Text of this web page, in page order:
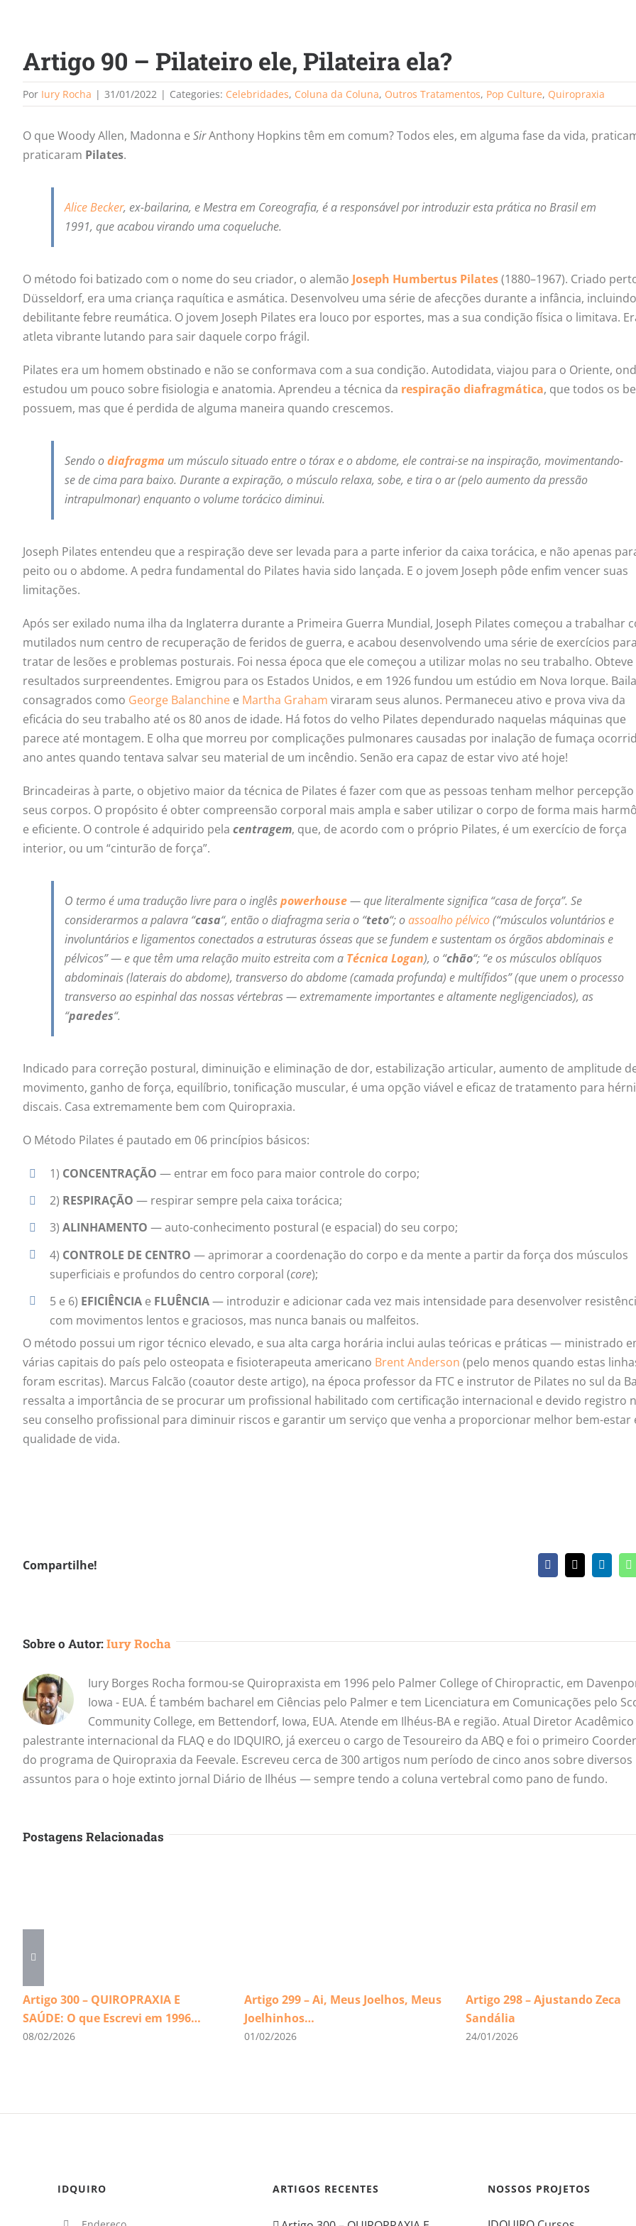
Artigo 90 – Pilateiro ele, Pilateira ela?
Por Iury Rocha | 31/01/2022 | Categories: Celebridades, Coluna da Coluna, Outros Tratamentos, Pop Culture, Quiropraxia
O que Woody Allen, Madonna e SirAnthony Hopkins têm em comum? Todos eles, em alguma fase da vida,
praticaram Pilates.
Alice Becker, ex-bailarina, e Mestra em Coreografia, é a responsável por introduzir esta prática no Brasil em
1991, que acabou virando uma coqueluche.
O método foi batizado com o nome do seu criador, o alemão Joseph Humbertus Pilates(1880–1967). Criado
Düsseldorf, era uma criança raquítica e asmática. Desenvolveu uma série de afecções durante a infância,
debilitante febre reumática. O jovem Joseph Pilates era louco por esportes, mas a sua condição física o limitava.
atleta vibrante lutando para sair daquele corpo frágil.
Pilates era um homem obstinado e não se conformava com a sua condição. Autodidata, viajou para o Oriente,
estudou um pouco sobre fisiologia e anatomia. Aprendeu a técnica da respiração diafragmática, que todos os
possuem, mas que é perdida de alguma maneira quando crescemos.
Sendo odiafragma um músculo situado entre o tórax e o abdome, ele contrai-se na inspiração, movimentando-
se de cima para baixo. Durante a expiração, o músculo relaxa, sobe, e tira o ar (pelo aumento da pressão
intrapulmonar) enquanto o volume torácico diminui.
Joseph Pilates entendeu que a respiração deve ser levada para a parte inferior da caixa torácica, e não apenas
peito ou o abdome. A pedra fundamental do Pilates havia sido lançada. E o jovem Joseph pôde enfim vencer suas
limitações.
Após ser exilado numa ilha da Inglaterra durante a Primeira Guerra Mundial, Joseph Pilates começou a trabalhar
mutilados num centro de recuperação de feridos de guerra, e acabou desenvolvendo uma série de exercícios para
tratar de lesões e problemas posturais. Foi nessa época que ele começou a utilizar molas no seu trabalho. Obteve
resultados surpreendentes. Emigrou para os Estados Unidos, e em 1926 fundou um estúdio em Nova Iorque.
consagrados como George Balanchine e Martha Graham viraram seus alunos. Permaneceu ativo e prova viva da
eficácia do seu trabalho até os 80 anos de idade. Há fotos do velho Pilates dependurado naquelas máquinas que
parece até montagem. E olha que morreu por complicações pulmonares causadas por inalação de fumaça
ano antes quando tentava salvar seu material de um incêndio. Senão era capaz de estar vivo até hoje!
Brincadeiras à parte, o objetivo maior da técnica de Pilates é fazer com que as pessoas tenham melhor percepção
seus corpos. O propósito é obter compreensão corporal mais ampla e saber utilizar o corpo de forma mais
e eficiente. O controle é adquirido pela centragem, que, de acordo com o próprio Pilates, é um exercício de força
interior, ou um “cinturão de força”.
O termo é uma tradução livre para o inglêspowerhouse— que literalmente significa “casa de força”. Se
considerarmos a palavra “casa“, então o diafragma seria o “teto“; oassoalho pélvico(“músculos voluntários e
involuntários e ligamentos conectados a estruturas ósseas que se fundem e sustentam os órgãos abdominais e
pélvicos” — e que têm uma relação muito estreita com a Técnica Logan), o “chão“; “e os músculos oblíquos
abdominais (laterais do abdome), transverso do abdome (camada profunda) e multífidos” (que unem o processo
transverso ao espinhal das nossas vértebras — extremamente importantes e altamente negligenciados), as
“paredes“.
Indicado para correção postural, diminuição e eliminação de dor, estabilização articular, aumento de amplitude
movimento, ganho de força, equilíbrio, tonificação muscular, é uma opção viável e eficaz de tratamento para
discais. Casa extremamente bem com Quiropraxia.
O Método Pilates é pautado em 06 princípios básicos:
1) CONCENTRAÇÃO — entrar em foco para maior controle do corpo;
2) RESPIRAÇÃO — respirar sempre pela caixa torácica;
3)ALINHAMENTO — auto-conhecimento postural (e espacial) do seu corpo;
4) CONTROLE DE CENTRO — aprimorar a coordenação do corpo e da mente a partir da força dos músculos
superficiais e profundos do centro corporal (core);
5 e 6) EFICIÊNCIA e FLUÊNCIA— introduzir e adicionar cada vez mais intensidade para desenvolver
com movimentos lentos e graciosos, mas nunca banais ou malfeitos.
O método possui um rigor técnico elevado, e sua alta carga horária inclui aulas teóricas e práticas — ministrado
várias capitais do país pelo osteopata e fisioterapeuta americano Brent Anderson (pelo menos quando estas
foram escritas). Marcus Falcão (coautor deste artigo), na época professor da FTC e instrutor de Pilates no sul da
ressalta a importância de se procurar um profissional habilitado com certificação internacional e devido registro
seu conselho profissional para diminuir riscos e garantir um serviço que venha a proporcionar melhor bem-estar
qualidade de vida.
Compartilhe! Facebook
X LinkedIn
Sobre o Autor:Iury Rocha
Iury Borges Rocha formou-se Quiropraxista em 1996 pelo Palmer College of Chiropractic, em
Iowa - EUA. É também bacharel em Ciências pelo Palmer e tem Licenciatura em Comunicações pelo
Community College, em Bettendorf, Iowa, EUA. Atende em Ilhéus-BA e região. Atual Diretor Acadêmico
palestrante internacional da FLAQ e do IDQUIRO, já exerceu o cargo de Tesoureiro da ABQ e foi o primeiro
do programa de Quiropraxia da Feevale. Escreveu cerca de 300 artigos num período de cinco anos sobre diversos
assuntos para o hoje extinto jornal Diário de Ilhéus — sempre tendo a coluna vertebral como pano de fundo.
Postagens Relacionadas
Artigo 300 – QUIROPRAXIA E
SAÚDE: O que Escrevi em 1996…
08/02/2026
Artigo 299 – Ai, Meus Joelhos, Meus
Joelhinhos…
01/02/2026
Artigo 298 – Ajustando Zeca
Sandália
24/01/2026
IDQUIRO ARTIGOS RECENTES NOSSOS PROJETOS